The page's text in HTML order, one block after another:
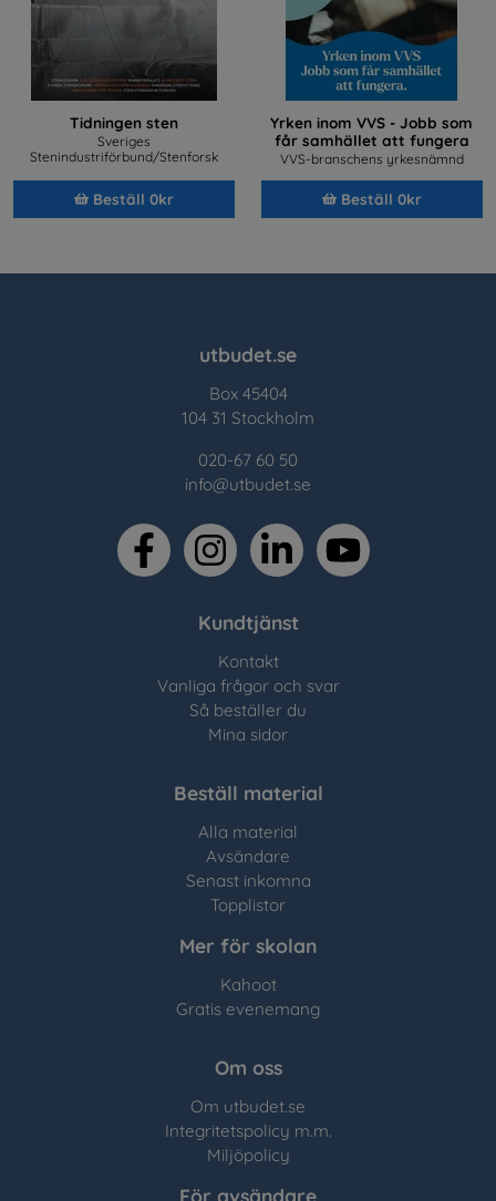
Tidningen sten
Sveriges
Stenindustriförbund/Stenforsk
Beställ 0kr
Yrken inom VVS - Jobb som
får samhället att fungera
VVS-branschens yrkesnämnd
Beställ 0kr
utbudet.se
Box 45404
104 31 Stockholm
020-67 60 50
info@utbudet.se
facebookinstagramlinkedin youtube
Kundtjänst
Kontakt
Vanliga frågor och svar
Så beställer du
Mina sidor
Beställ material
Alla material
Avsändare
Senast inkomna
Topplistor
Mer för skolan
Kahoot
Gratis evenemang
Om oss
Om utbudet.se
Integritetspolicy m.m.
Miljöpolicy
För avsändare